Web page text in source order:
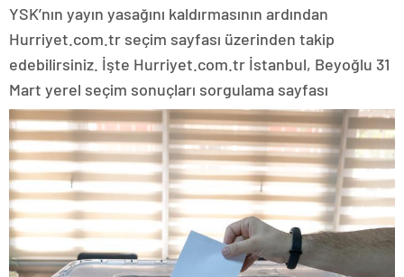
YSK’nın yayın yasağını kaldırmasının ardından
Hurriyet.com.tr seçim sayfası üzerinden takip
edebilirsiniz. İşte Hurriyet.com.tr İstanbul, Beyoğlu 31
Mart yerel seçim sonuçları sorgulama sayfası